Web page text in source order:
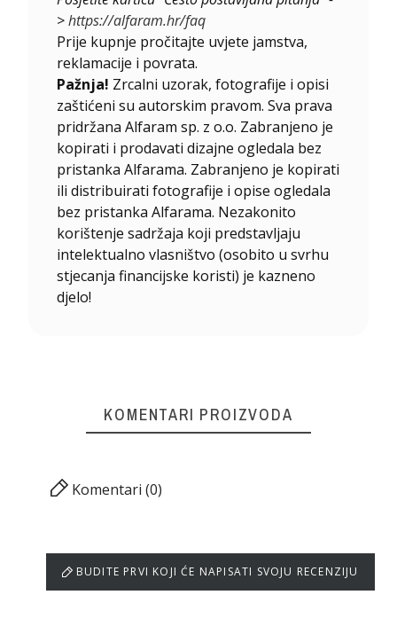
>https://alfaram.hr/faq
Prije kupnje pročitajte uvjete jamstva,
reklamacije i povrata.
Pažnja! Zrcalni uzorak, fotografije i opisi
zaštićeni su autorskim pravom. Sva prava
pridržana Alfaram sp. z o.o. Zabranjeno je
kopirati i prodavati dizajne ogledala bez
pristanka Alfarama. Zabranjeno je kopirati
ili distribuirati fotografije i opise ogledala
bez pristanka Alfarama. Nezakonito
korištenje sadržaja koji predstavljaju
intelektualno vlasništvo (osobito u svrhu
stjecanja financijske koristi) je kazneno
djelo!
KOMENTARI PROIZVODA
Komentari (0)
BUDITE PRVI KOJI ĆE NAPISATI SVOJU RECENZIJU